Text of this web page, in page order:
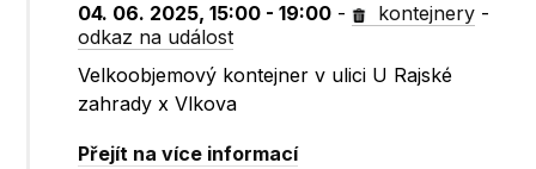
04. 06. 2025, 15:00 - 19:00 - kontejnery -
odkaz na událost
Velkoobjemový kontejner v ulici U Rajské
zahrady x Vlkova
Přejít na více informací